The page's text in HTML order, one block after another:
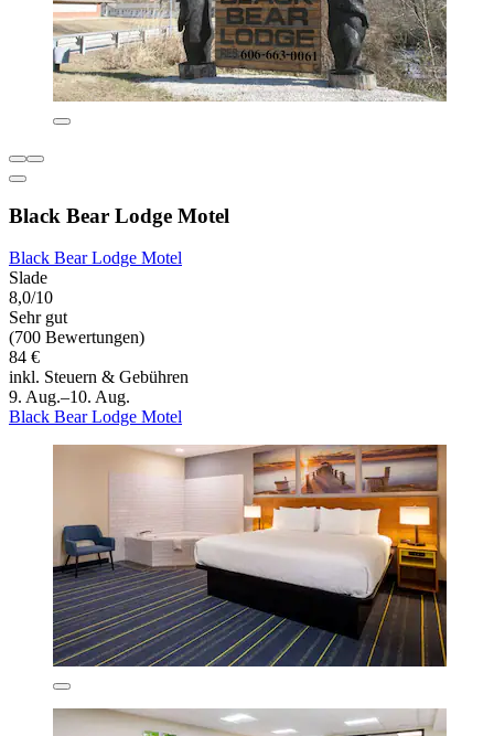
Black Bear Lodge Motel
Black Bear Lodge Motel
Slade
8,0/10
Sehr gut
(700 Bewertungen)
84 €
inkl. Steuern & Gebühren
9. Aug.–10. Aug.
Black Bear Lodge Motel